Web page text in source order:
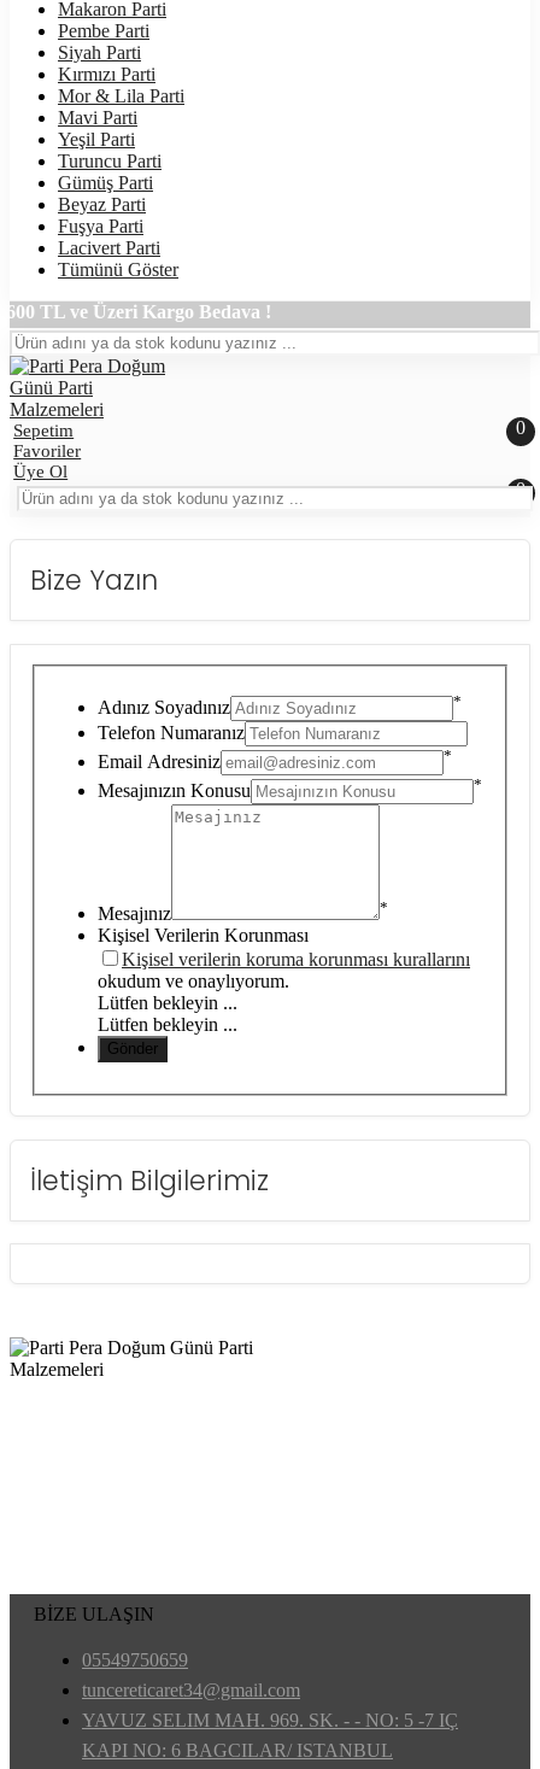
Makaron Parti
Pembe Parti
Siyah Parti
Kırmızı Parti
Mor & Lila Parti
Mavi Parti
Yeşil Parti
Turuncu Parti
Gümüş Parti
Beyaz Parti
Fuşya Parti
Lacivert Parti
Tümünü Göster
Kargo Bedava !
Sepetim 0
Favoriler
Üye Ol
0
Bize Yazın
Adınız Soyadınız *
Telefon Numaranız
Email Adresiniz
*
Mesajınızın Konusu *
Mesajınız *
Kişisel Verilerin Korunması
Kişisel verilerin koruma korunması kurallarını
okudum ve onaylıyorum.
Lütfen bekleyin ...
Lütfen bekleyin ...
İletişim Bilgilerimiz
BİZE ULAŞIN
05549750659
tuncereticaret34@gmail.com
YAVUZ SELIM MAH. 969. SK. - - NO: 5 -7 IÇ
KAPI NO: 6 BAGCILAR/ ISTANBUL